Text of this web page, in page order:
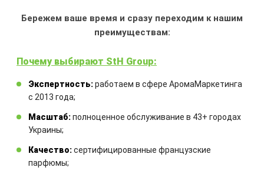
100 мл
сочной вишни успокаивает и дает
энергию, вызывает ощущение
радости
ароматической жидкостью и
комплектом бамбуковых палочек
Бережем ваше время и сразу переходим к нашим
преимуществам:
Почему выбирают StH Group:
Экспертность:работаем в сфере АромаМаркетинга
с 2013 года;
Масштаб:полноценное обслуживание в 43+ городах
Украины;
Качество:сертифицированные французские
парфюмы;